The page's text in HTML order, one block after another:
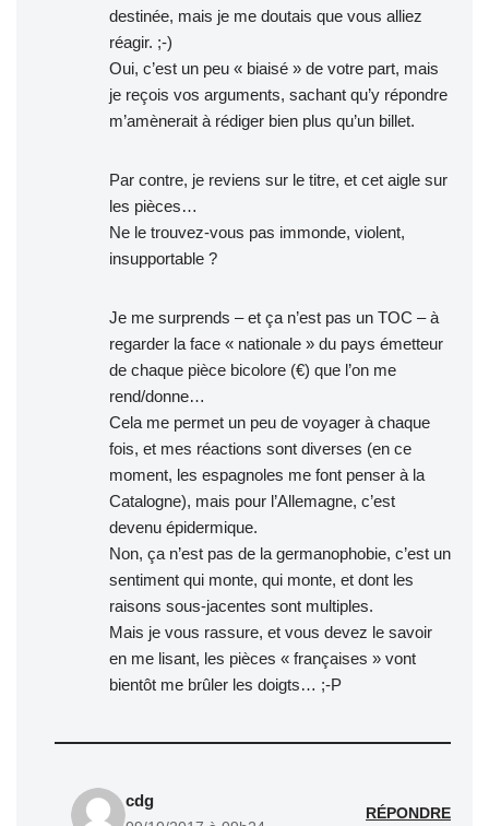
destinée, mais je me doutais que vous alliez
réagir. ;-)
Oui, c’est un peu « biaisé » de votre part, mais
je reçois vos arguments, sachant qu’y répondre
m’amènerait à rédiger bien plus qu’un billet.
Par contre, je reviens sur le titre, et cet aigle sur
les pièces…
Ne le trouvez-vous pas immonde, violent,
insupportable ?
Je me surprends – et ça n’est pas un TOC – à
regarder la face « nationale » du pays émetteur
de chaque pièce bicolore (€) que l’on me
rend/donne…
Cela me permet un peu de voyager à chaque
fois, et mes réactions sont diverses (en ce
moment, les espagnoles me font penser à la
Catalogne), mais pour l’Allemagne, c’est
devenu épidermique.
Non, ça n’est pas de la germanophobie, c’est un
sentiment qui monte, qui monte, et dont les
raisons sous-jacentes sont multiples.
Mais je vous rassure, et vous devez le savoir
en me lisant, les pièces « françaises » vont
bientôt me brûler les doigts… ;-P
cdg
RÉPONDRE